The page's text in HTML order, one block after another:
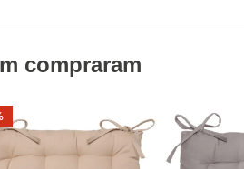
compraram